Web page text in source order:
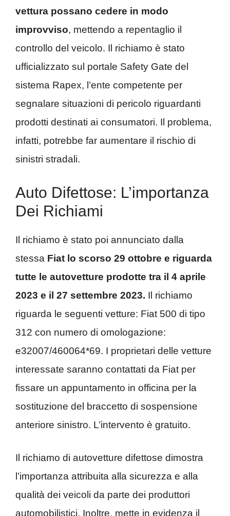
vettura possano cedere in modo
improvviso, mettendo a repentaglio il
controllo del veicolo. Il richiamo è stato
ufficializzato sul portale Safety Gate del
sistema Rapex, l’ente competente per
segnalare situazioni di pericolo riguardanti
prodotti destinati ai consumatori. Il problema,
infatti, potrebbe far aumentare il rischio di
sinistri stradali.
Auto Difettose: L’importanza
Dei Richiami
Il richiamo è stato poi annunciato dalla
stessa Fiat lo scorso 29 ottobre e riguarda
tutte le autovetture prodotte tra il 4 aprile
2023 e il 27 settembre 2023. Il richiamo
riguarda le seguenti vetture: Fiat 500 di tipo
312 con numero di omologazione:
e32007/460064*69. I proprietari delle vetture
interessate saranno contattati da Fiat per
fissare un appuntamento in officina per la
sostituzione del braccetto di sospensione
anteriore sinistro. L’intervento è gratuito.
Il richiamo di autovetture difettose dimostra
l’importanza attribuita alla sicurezza e alla
qualità dei veicoli da parte dei produttori
automobilistici. Inoltre, mette in evidenza il